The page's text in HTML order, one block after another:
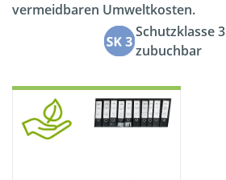
vermeidbaren Umweltkosten.
Schutzklasse 3
zubuchbar